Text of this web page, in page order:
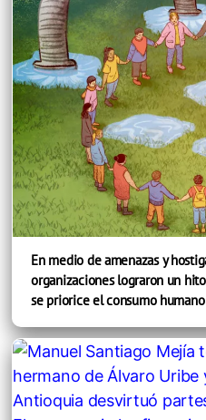
En medio de amenazas y
organizaciones lograron un
se priorice el consumo